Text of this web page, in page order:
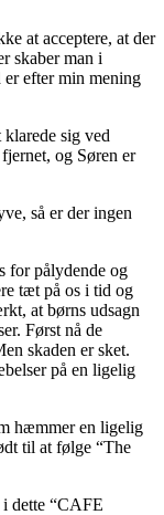
at acceptere, at der
skaber man i
efter min mening
sig ved
og Søren er
så er der ingen
for pålydende og
tæt på os i tid og
at børns udsagn
Først nå de
skaden er sket.
på en ligelig
hæmmer en ligelig
til at følge “The
dette “CAFE